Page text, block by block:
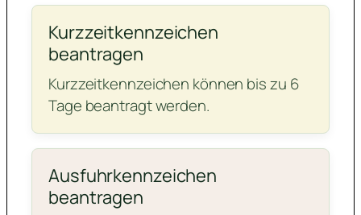
Kurzzeitkennzeichen
beantragen
Kurzzeitkennzeichen können bis zu 6
Tage beantragt werden.
Ausfuhrkennzeichen
beantragen